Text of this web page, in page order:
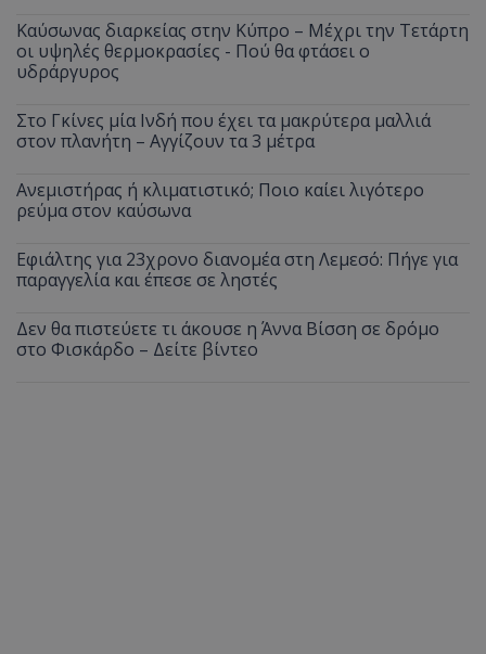
Καύσωνας διαρκείας στην Κύπρο – Μέχρι την Τετάρτη
οι υψηλές θερμοκρασίες - Πού θα φτάσει ο
υδράργυρος
Στο Γκίνες μία Ινδή που έχει τα μακρύτερα μαλλιά
στον πλανήτη – Αγγίζουν τα 3 μέτρα
Ανεμιστήρας ή κλιματιστικό; Ποιο καίει λιγότερο
ρεύμα στον καύσωνα
Εφιάλτης για 23χρονο διανομέα στη Λεμεσό: Πήγε για
παραγγελία και έπεσε σε ληστές
Δεν θα πιστεύετε τι άκουσε η Άννα Βίσση σε δρόμο
στο Φισκάρδο – Δείτε βίντεο